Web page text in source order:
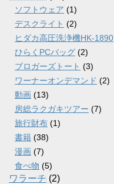
ソフトウェア (1)
デスクライト (2)
ヒダカ高圧洗浄機HK-1890
ひらくPCバッグ (2)
ブロガーズトート (3)
ワーナーオンデマンド (2)
動画 (13)
房総ラクガキツアー (7)
旅行財布 (1)
書籍 (38)
漫画 (7)
食べ物 (5)
ワラーチ (2)